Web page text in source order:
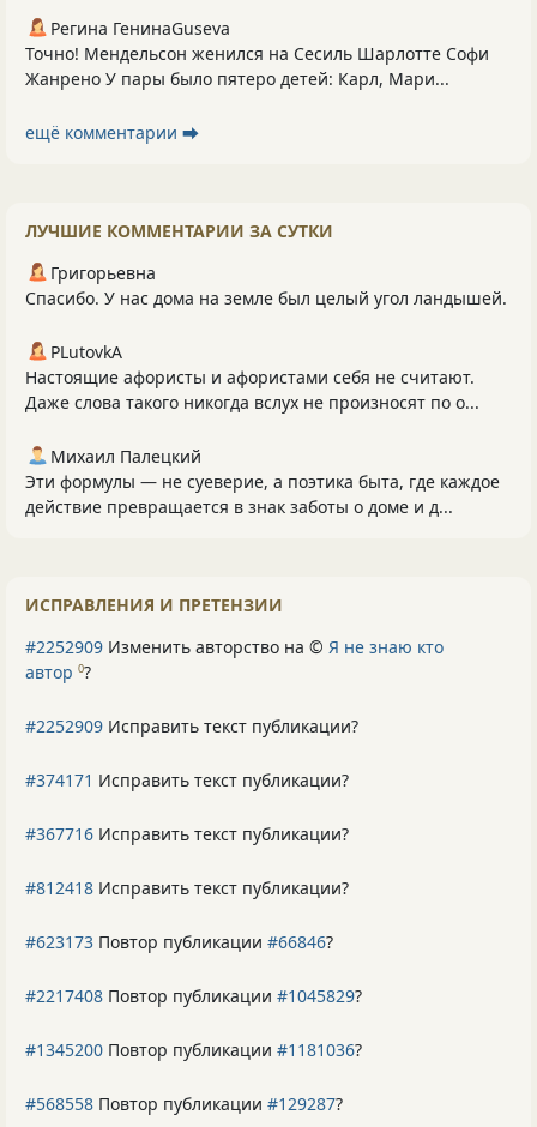
Регина ГенинаGuseva
Точно! Мендельсон женился на Сесиль Шарлотте Софи
Жанрено У пары было пятеро детей: Карл, Мари...
ещё комментарии ⮕
ЛУЧШИЕ КОММЕНТАРИИ ЗА СУТКИ
Григорьевна
Спасибо. У нас дома на земле был целый угол ландышей.
PLutоvkА
Настоящие афористы и афористами себя не считают.
Даже слова такого никогда вслух не произносят по о...
Михаил Палецкий
Эти формулы — не суеверие, а поэтика быта, где каждое
действие превращается в знак заботы о доме и д...
ИСПРАВЛЕНИЯ И ПРЕТЕНЗИИ
#2252909 Изменить авторство на © Я не знаю кто
автор 0?
#2252909 Исправить текст публикации?
#374171 Исправить текст публикации?
#367716 Исправить текст публикации?
#812418 Исправить текст публикации?
#623173 Повтор публикации #66846?
#2217408 Повтор публикации #1045829?
#1345200 Повтор публикации #1181036?
#568558 Повтор публикации #129287?